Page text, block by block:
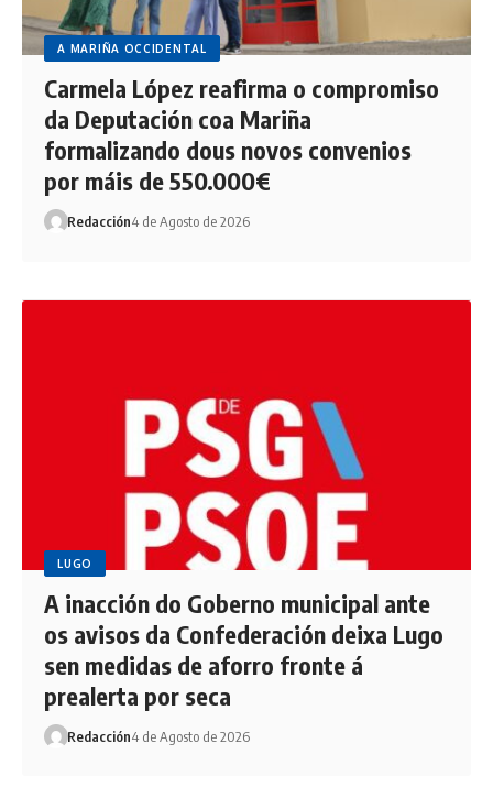
A MARIÑA OCCIDENTAL
Carmela López reafirma o compromiso
da Deputación coa Mariña
formalizando dous novos convenios
por máis de 550.000€
Redacción4 de Agosto de 2026
LUGO
A inacción do Goberno municipal ante
os avisos da Confederación deixa Lugo
sen medidas de aforro fronte á
prealerta por seca
Redacción4 de Agosto de 2026